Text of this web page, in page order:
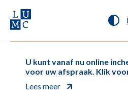
U kunt vanaf nu online
voor uw afspraak. Klik
Lees meer